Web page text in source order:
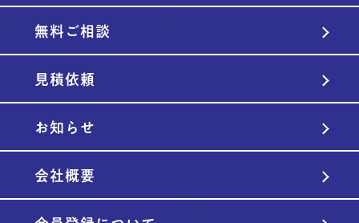
無料ご相談
見積依頼
お知らせ
会社概要